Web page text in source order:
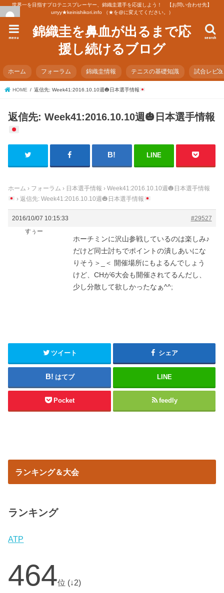
世界一を目指すプロテニスプレーヤー、錦織圭選手を応援しよう！ 【お問い合わせ先】
urryy★keinishikori.info （★を@に変えてください。）
錦織圭を鼻血が出るまで応
援し続けるブログ
search
menu
ホーム フォーラム 錦織圭情報 テニスの基礎知識 試合レビ
HOME 返信先: Week41:2016.10.10週🎃日本選手情報
返信先: Week41:2016.10.10週🎃 日本選手情報
LINE
ホーム › フォーラム › 日本選手情報 › Week41:2016.10.10週🎃 日本選手情報
› 返信先: Week41:2016.10.10週🎃 日本選手情報
2016/10/07 10:15:33
#29527
すぅー
ホーチミンに沢山参戦しているのは楽しみ♪
だけど同士討ちでポイントの潰しあいにな
りそう＞_＜ 開催場所にもよるんでしょう
けど、CHが6大会も開催されてるんだし、
少し分散して欲しかったなぁ^^;
ツイート シェア
はてブ LINE
Pocket feedly
ランキング＆大会
ランキング
ATP
464位 (↓2)